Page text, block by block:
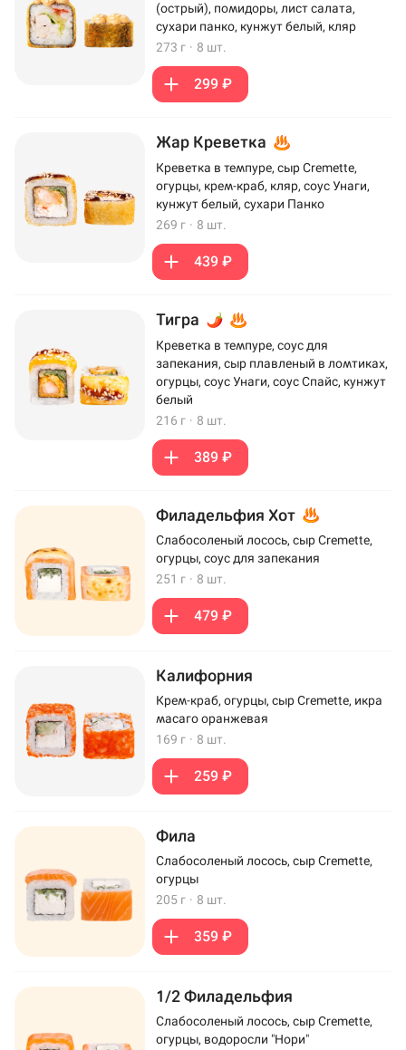
(острый), помидоры, лист салата,
сухари панко, кунжут белый, кляр
273 г · 8 шт.
299 ₽
Жар Креветка
Креветка в темпуре, сыр Cremette,
огурцы, крем-краб, кляр, соус Унаги,
кунжут белый, сухари Панко
269 г · 8 шт.
439 ₽
Тигра
Креветка в темпуре, соус для
запекания, сыр плавленый в ломтиках,
огурцы, соус Унаги, соус Спайс, кунжут
белый
216 г · 8 шт.
389 ₽
Филадельфия Хот
Слабосоленый лосось, сыр Cremette,
огурцы, соус для запекания
251 г · 8 шт.
479 ₽
Калифорния
Крем-краб, огурцы, сыр Cremette, икра
масаго оранжевая
169 г · 8 шт.
259 ₽
Фила
Слабосоленый лосось, сыр Cremette,
огурцы
205 г · 8 шт.
359 ₽
1/2 Филадельфия
Слабосоленый лосось, сыр Cremette,
огурцы, водоросли "Нори"